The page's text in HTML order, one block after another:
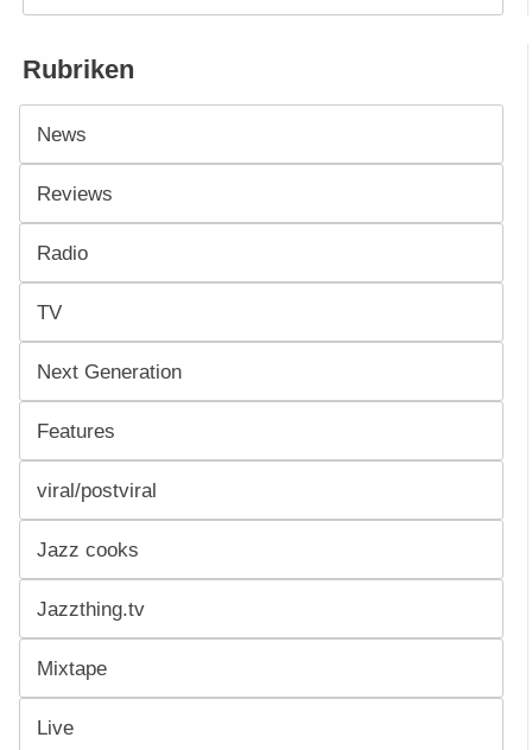
Rubriken
News
Reviews
Radio
TV
Next Generation
Features
viral/postviral
Jazz cooks
Jazzthing.tv
Mixtape
Live